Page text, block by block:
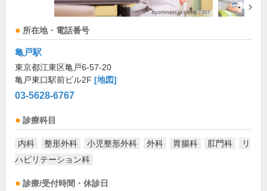
所在地・電話番号
亀戸駅
東京都江東区亀戸6-57-20
亀戸東口駅前ビル2F [地図]
03-5628-6767
診療科目
内科 整形外科 小児整形外科 外科 胃腸科 肛門科
リ
ハビリテーション科
診療/受付時間・休診日